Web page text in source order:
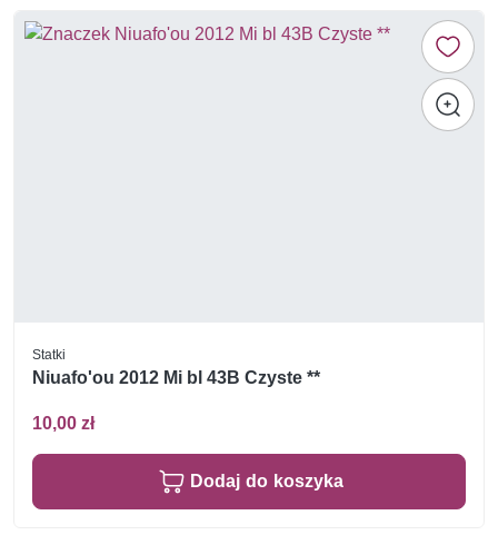
Statki
Niuafo'ou 2012 Mi bl 43B Czyste **
10,00 zł
Dodaj do koszyka